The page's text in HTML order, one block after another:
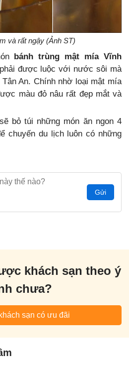
và rất ngậy (Ảnh ST)
bánh trùng mật mía Vĩnh
được luộc với nước sôi mà
An. Chính nhờ loại mật mía
màu đỏ nâu rất đẹp mắt và
bỏ túi những món ăn ngon 4
chuyến du lịch luôn có những
Gửi
khách sạn theo ý
chưa?
sạn có ưu đãi